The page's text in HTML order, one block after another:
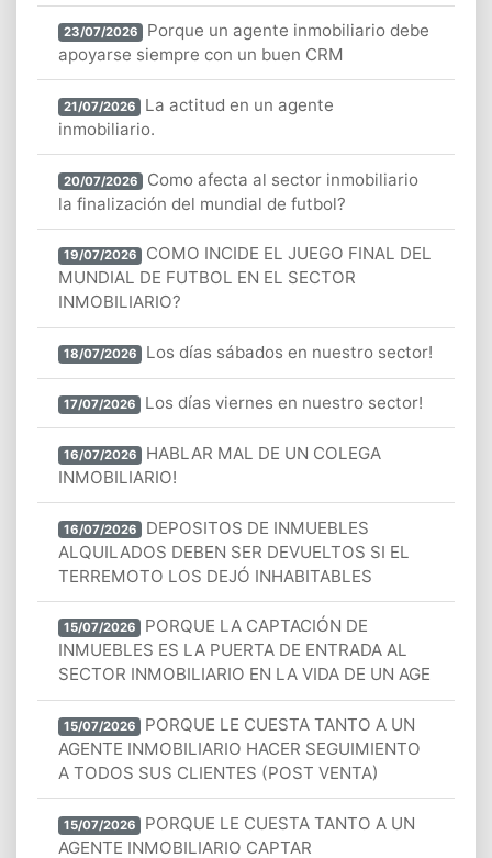
23/07/2026
Porque un agente inmobiliario debe
apoyarse siempre con un buen CRM
21/07/2026
La actitud en un agente
inmobiliario.
20/07/2026
Como afecta al sector inmobiliario
la finalización del mundial de futbol?
19/07/2026
COMO INCIDE EL JUEGO FINAL DEL
MUNDIAL DE FUTBOL EN EL SECTOR
INMOBILIARIO?
18/07/2026 Los días sábados en nuestro sector!
17/07/2026 Los días viernes en nuestro sector!
16/07/2026
HABLAR MAL DE UN COLEGA
INMOBILIARIO!
16/07/2026
DEPOSITOS DE INMUEBLES
ALQUILADOS DEBEN SER DEVUELTOS SI EL
TERREMOTO LOS DEJÓ INHABITABLES
15/07/2026
PORQUE LA CAPTACIÓN DE
INMUEBLES ES LA PUERTA DE ENTRADA AL
SECTOR INMOBILIARIO EN LA VIDA DE UN AGE
15/07/2026
PORQUE LE CUESTA TANTO A UN
AGENTE INMOBILIARIO HACER SEGUIMIENTO
A TODOS SUS CLIENTES (POST VENTA)
15/07/2026
PORQUE LE CUESTA TANTO A UN
AGENTE INMOBILIARIO CAPTAR